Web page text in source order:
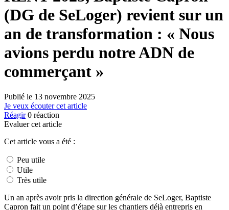
(DG de SeLoger) revient sur un
an de transformation : « Nous
avions perdu notre ADN de
commerçant »
Publié le 13 novembre 2025
Je veux écouter cet article
Réagir 0 réaction
Evaluer cet article
Cet article vous a été :
Peu utile
Utile
Très utile
Un an après avoir pris la direction générale de SeLoger, Baptiste
Capron fait un point d’étape sur les chantiers déjà entrepris en